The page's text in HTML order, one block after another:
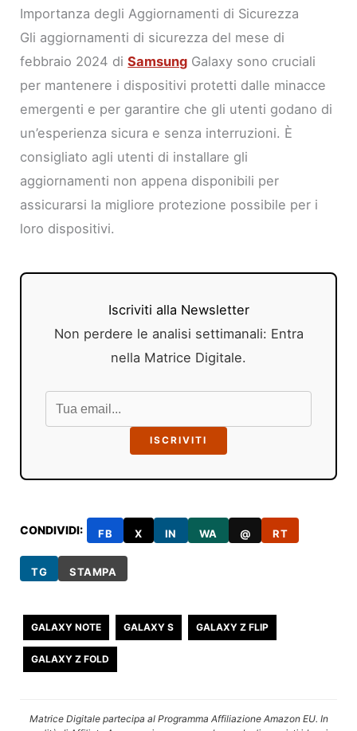
Importanza degli Aggiornamenti di Sicurezza
Gli aggiornamenti di sicurezza del mese di
febbraio 2024 diSamsung Galaxy sono cruciali
per mantenere i dispositivi protetti dalle minacce
emergenti e per garantire che gli utenti godano di
un’esperienza sicura e senza interruzioni. È
consigliato agli utenti di installare gli
aggiornamenti non appena disponibili per
assicurarsi la migliore protezione possibile per i
loro dispositivi.
Iscriviti alla Newsletter
Non perdere le analisi settimanali: Entra
nella Matrice Digitale.
ISCRIVITI
CONDIVIDI: FB X IN WA @ RT
TG STAMPA
GALAXY NOTE GALAXY S GALAXY Z FLIP
GALAXY Z FOLD
Matrice Digitale partecipa al Programma Affiliazione Amazon EU. In